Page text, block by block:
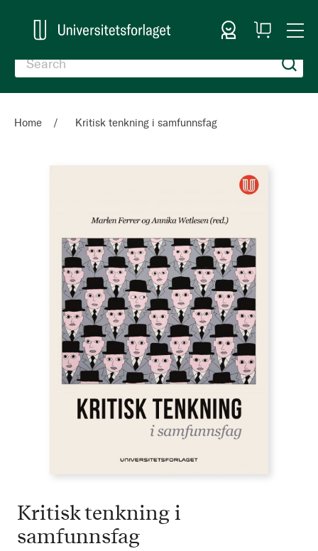
Sign In
My
Cart
Home Kritisk tenkning i samfunnsfag
Kritisk tenkning i
samfunnsfag